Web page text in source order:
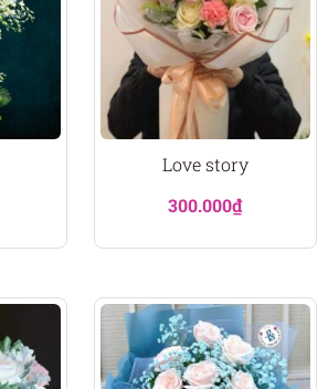
Love story
300.000₫